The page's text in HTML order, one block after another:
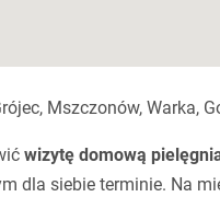
Mszczonów, Warka,
wizytę domową
dla siebie terminie. Na